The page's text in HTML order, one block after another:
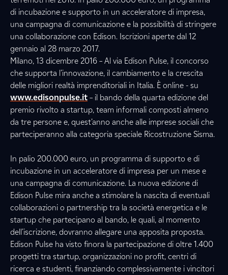
di incubazione e supporto in un acceleratore di impresa,
una campagna di comunicazione e la possibilità di stringere
una collaborazione con Edison. Iscrizioni aperte dal 12
gennaio al 28 marzo 2017.
Milano, 13 dicembre 2016 – Al via Edison Pulse, il concorso
che supporta l’innovazione, il cambiamento e la crescita
delle migliori realtà imprenditoriali in Italia. È online - su
www.edisonpulse.it – il bando della quarta edizione del
premio rivolto a startup, team informali composti almeno
da tre persone e, quest’anno anche alle imprese sociali che
parteciperanno alla categoria speciale Ricostruzione Sisma.
In palio 200.000 euro, un programma di supporto e di
incubazione in un acceleratore di impresa per un mese e
una campagna di comunicazione. La nuova edizione di
Edison Pulse mira anche a stimolare la nascita di eventuali
collaborazioni o partnership tra la società energetica e le
startup che partecipano al bando, le quali, al momento
dell’iscrizione, dovranno allegare una apposita proposta.
Edison Pulse ha visto finora la partecipazione di oltre 1.400
progetti tra startup, organizzazioni no profit, centri di
ricerca e studenti, finanziando complessivamente i vincitori